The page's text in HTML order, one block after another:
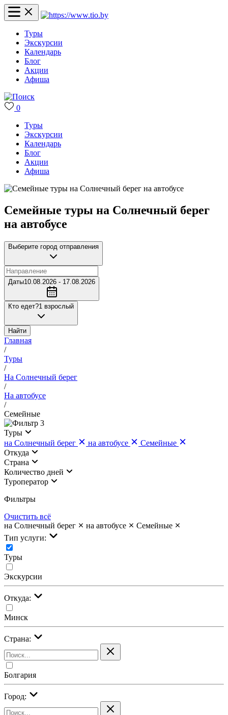
Туры
Экскурсии
Календарь
Блог
Акции
Афиша
0
Туры
Экскурсии
Календарь
Блог
Акции
Афиша
Семейные туры на Солнечный берег
на автобусе
Выберите город отправления
Даты10.08.2026 - 17.08.2026
Кто едет?1 взрослый
Найти
Главная
/
Туры
/
На Солнечный берег
/
На автобусе
/
Семейные
3
Туры
на Солнечный берег
на автобусе
Семейные
Откуда
Страна
Количество дней
Туроператор
Фильтры
Очистить всё
на Солнечный берег
на автобусе
Семейные
Тип услуги:
Туры
Экскурсии
Откуда:
Минск
Страна:
Болгария
Город: